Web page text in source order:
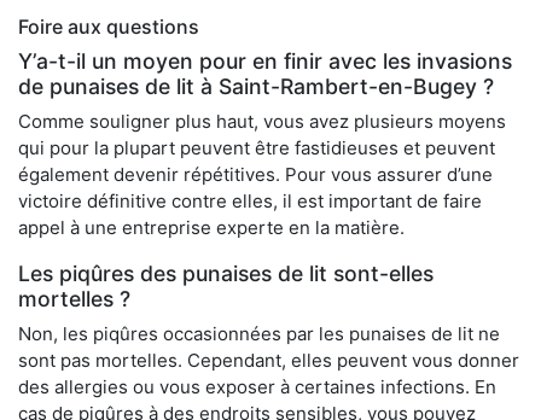
Foire aux questions
Y’a-t-il un moyen pour en finir avec les invasions
de punaises de lit à Saint-Rambert-en-Bugey ?
Comme souligner plus haut, vous avez plusieurs moyens
qui pour la plupart peuvent être fastidieuses et peuvent
également devenir répétitives. Pour vous assurer d’une
victoire définitive contre elles, il est important de faire
appel à une entreprise experte en la matière.
Les piqûres des punaises de lit sont-elles
mortelles ?
Non, les piqûres occasionnées par les punaises de lit ne
sont pas mortelles. Cependant, elles peuvent vous donner
des allergies ou vous exposer à certaines infections. En
cas de piqûres à des endroits sensibles, vous pouvez